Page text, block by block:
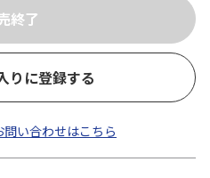
りに登録する
い合わせはこちら